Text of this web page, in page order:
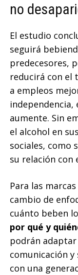
no
El estudio
seguirá
predecesores,
reducirá con el
a empleos
independencia,
aumente. Sin
el alcohol en
sociales, como
su relación con
Para las
cambio de
cuánto beben
por qué y
podrán
comunicación
con una